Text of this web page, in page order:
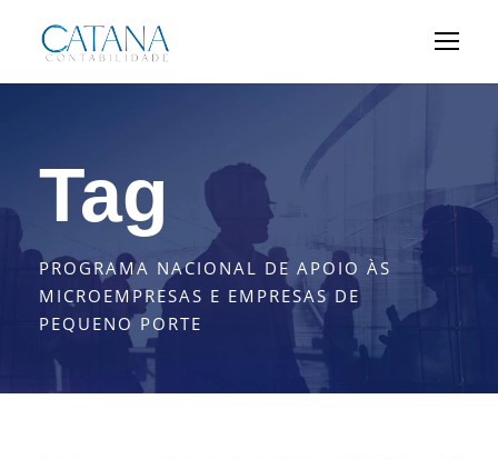
Tag
PROGRAMA NACIONAL DE APOIO ÀS
MICROEMPRESAS E EMPRESAS DE
PEQUENO PORTE